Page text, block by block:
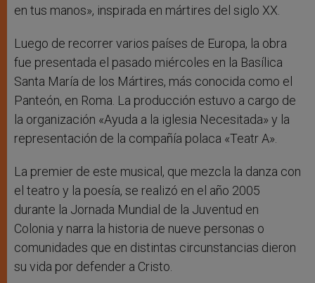
en tus manos», inspirada en mártires del siglo XX.
Luego de recorrer varios países de Europa, la obra
fue presentada el pasado miércoles en la Basílica
Santa María de los Mártires, más conocida como el
Panteón, en Roma. La producción estuvo a cargo de
la organización «Ayuda a la iglesia Necesitada» y la
representación de la compañía polaca «Teatr A».
La premier de este musical, que mezcla la danza con
el teatro y la poesía, se realizó en el año 2005
durante la Jornada Mundial de la Juventud en
Colonia y narra la historia de nueve personas o
comunidades que en distintas circunstancias dieron
su vida por defender a Cristo.